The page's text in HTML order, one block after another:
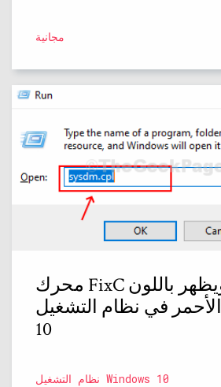
مجانية
محرك FixC ممتلئ ويظهر باللون
الأحمر في نظام التشغيل Windows
10
نظام التشغيل Windows 10